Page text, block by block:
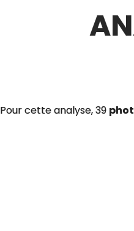
Pour cette analyse, 39